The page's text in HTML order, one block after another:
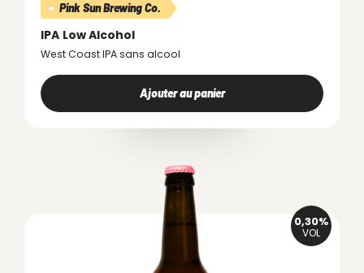
Pink Sun Brewing Co.
IPA Low Alcohol
West Coast IPA sans alcool
Ajouter au panier
0,30%
VOL